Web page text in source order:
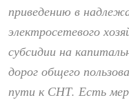
приведению в
электросетевого
субсидии на
дорог общего
пути к СНТ. Есть